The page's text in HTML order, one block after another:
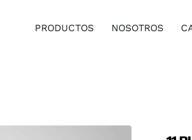
PRODUCTOS NOSOTROS